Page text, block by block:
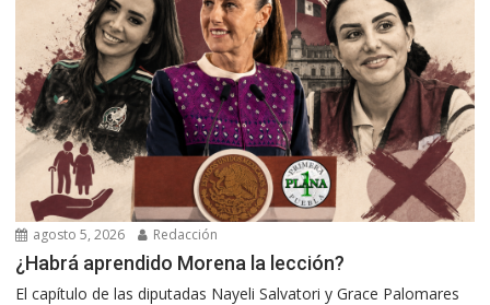
agosto 5, 2026 Redacción
¿Habrá aprendido Morena la lección?
El capítulo de las diputadas Nayeli Salvatori y Grace Palomares